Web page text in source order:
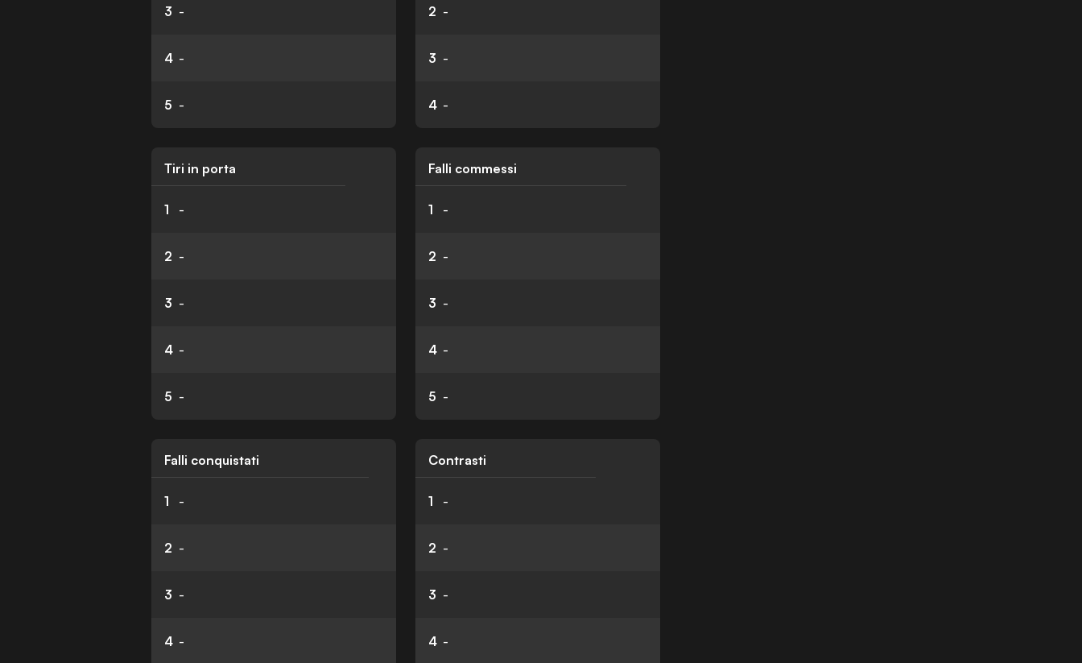
3 -
4 -
5 -
2 -
3 -
4 -
Tiri in porta
1 -
2 -
3 -
4 -
5 -
Falli commessi
1 -
2 -
3 -
4 -
5 -
Falli conquistati
1 -
2 -
3 -
4 -
Contrasti
1 -
2 -
3 -
4 -